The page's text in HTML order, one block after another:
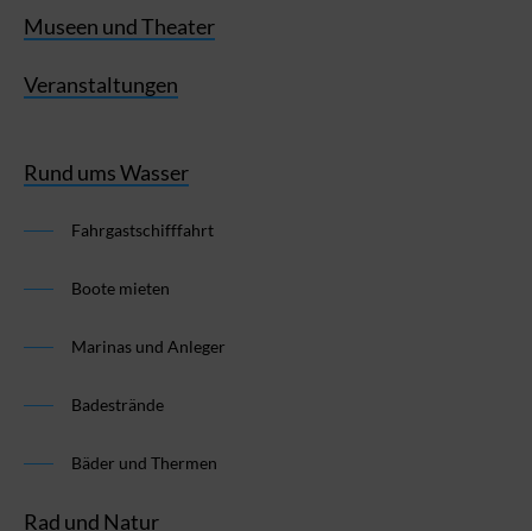
Museen und Theater
Veranstaltungen
Rund ums Wasser
Fahrgastschifffahrt
Boote mieten
Marinas und Anleger
Badestrände
Bäder und Thermen
Rad und Natur